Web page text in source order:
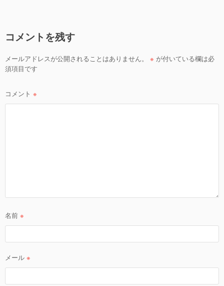
ゲ
ー
シ
ン
コメントを残す
メールアドレスが公開されることはありません。 ※ が付いている欄は必
須項目です
コメント ※
名前 ※
メール ※